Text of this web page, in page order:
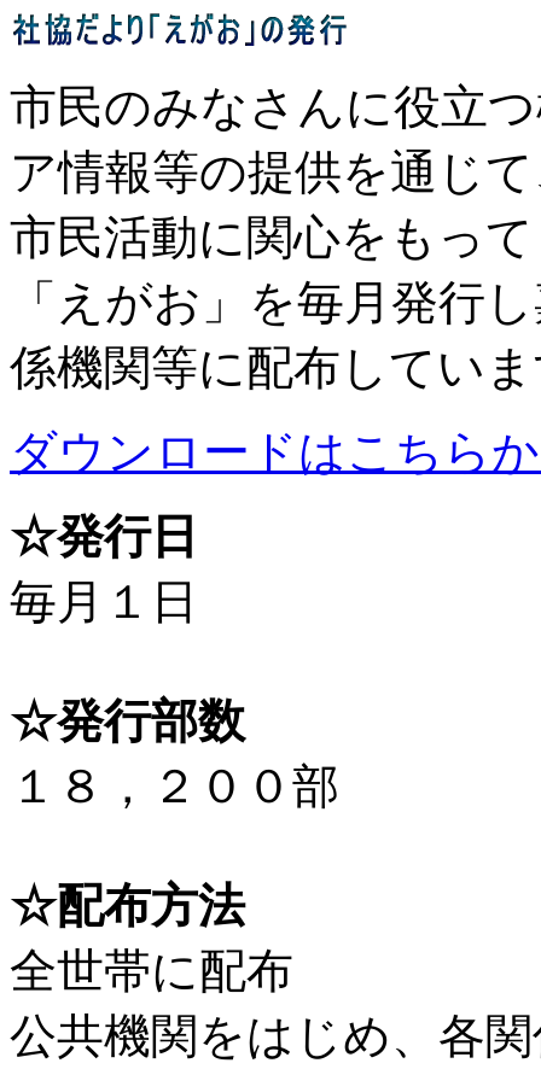
市民のみなさんに役立
ア情報等の提供を通じ
市民活動に関心をもっ
「えがお」を毎月発行
係機関等に配布してい
ダウンロードはこちら
☆発行日
毎月１日
☆発行部数
１８，２００部
☆配布方法
全世帯に配布
公共機関をはじめ、各